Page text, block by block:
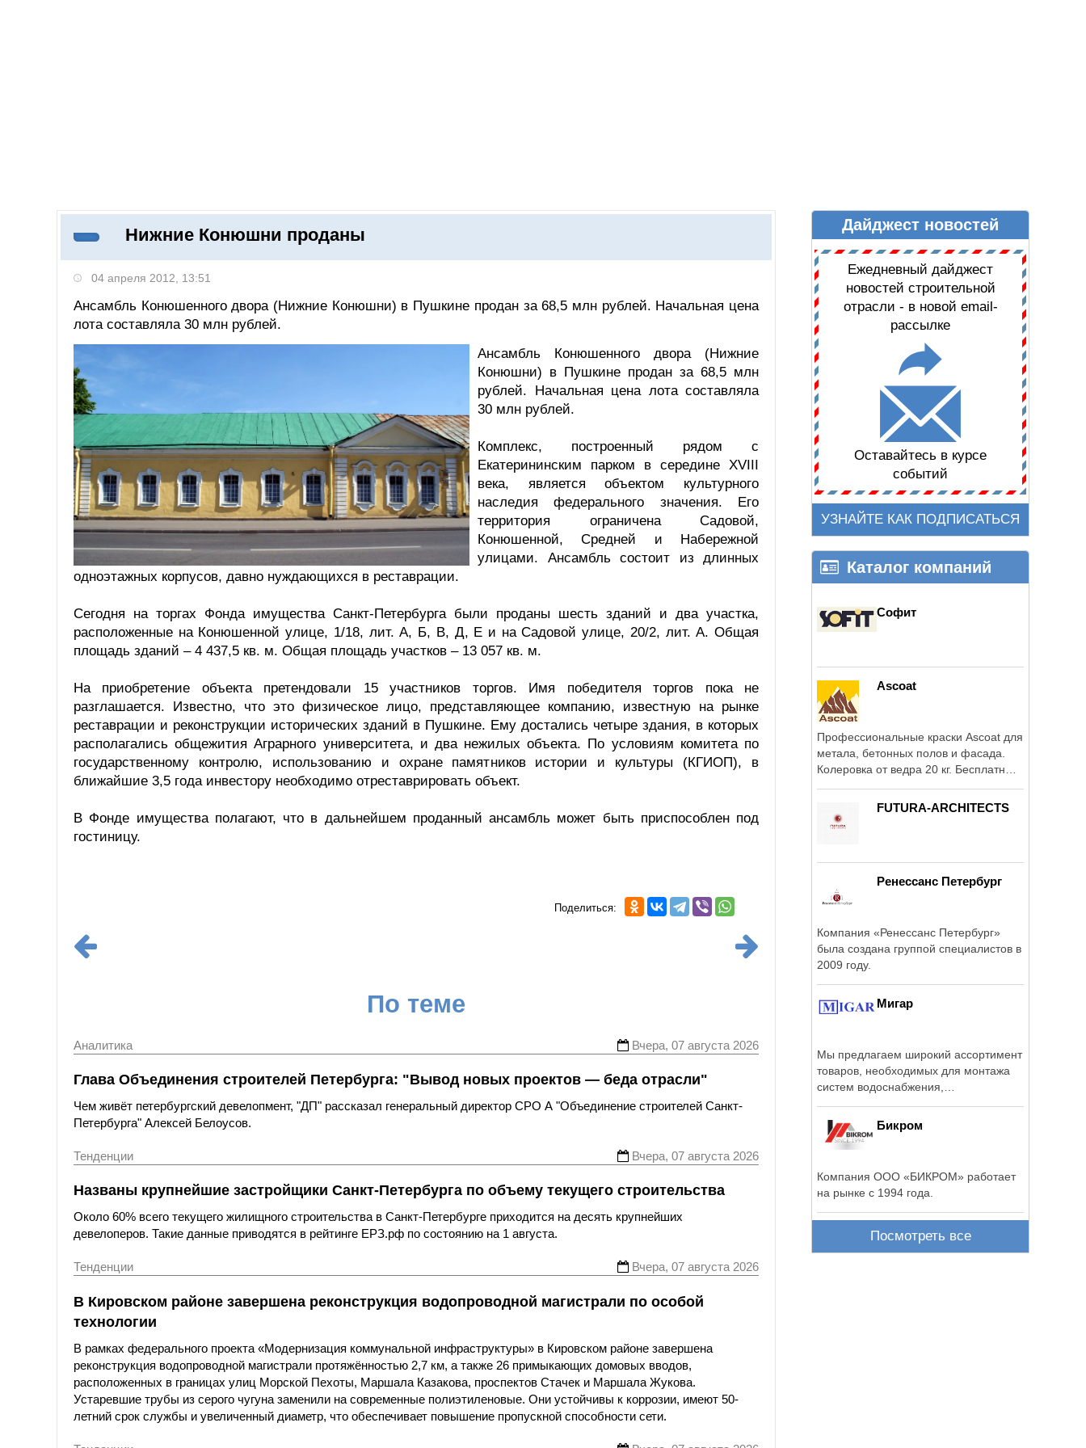
Поиск
ДАЙДЖЕСТ НОВОСТЕЙ
Нижние Конюшни проданы
04 апреля 2012, 13:51
Ансамбль Конюшенного двора (Нижние Конюшни) в Пушкине продан за 68,5 млн рублей. Начальная цена
лота составляла 30 млн рублей.
Ансамбль Конюшенного двора (Нижние
Конюшни) в Пушкине продан за 68,5 млн
рублей. Начальная цена лота составляла
30 млн рублей.
Комплекс, построенный рядом с
Екатерининским парком в середине XVIII
века, является объектом культурного
наследия федерального значения. Его
территория ограничена Садовой,
Конюшенной, Средней и Набережной
улицами. Ансамбль состоит из длинных
одноэтажных корпусов, давно нуждающихся в реставрации.
Сегодня на торгах Фонда имущества Санкт-Петербурга были проданы шесть зданий и два участка,
расположенные на Конюшенной улице, 1/18, лит. А, Б, В, Д, Е и на Садовой улице, 20/2, лит. А. Общая
площадь зданий – 4 437,5 кв. м. Общая площадь участков – 13 057 кв. м.
На приобретение объекта претендовали 15 участников торгов. Имя победителя торгов пока не
разглашается. Известно, что это физическое лицо, представляющее компанию, известную на рынке
реставрации и реконструкции исторических зданий в Пушкине. Ему достались четыре здания, в которых
располагались общежития Аграрного университета, и два нежилых объекта. По условиям комитета по
государственному контролю, использованию и охране памятников истории и культуры (КГИОП), в
ближайшие 3,5 года инвестору необходимо отреставрировать объект.
В Фонде имущества полагают, что в дальнейшем проданный ансамбль может быть приспособлен под
гостиницу.
Поделиться:
По теме
Аналитика Вчера, 07 августа 2026
Глава Объединения строителей Петербурга: "Вывод новых проектов — беда отрасли"
Чем живёт петербургский девелопмент, "ДП" рассказал генеральный директор СРО А "Объединение строителей Санкт-
Петербурга" Алексей Белоусов.
Тенденции Вчера, 07 августа 2026
Названы крупнейшие застройщики Санкт-Петербурга по объему текущего строительства
Около 60% всего текущего жилищного строительства в Санкт-Петербурге приходится на десять крупнейших
девелоперов. Такие данные приводятся в рейтинге ЕРЗ.рф по состоянию на 1 августа.
Тенденции Вчера, 07 августа 2026
В Кировском районе завершена реконструкция водопроводной магистрали по особой
технологии
В рамках федерального проекта «Модернизация коммунальной инфраструктуры» в Кировском районе завершена
реконструкция водопроводной магистрали протяжённостью 2,7 км, а также 26 примыкающих домовых вводов,
расположенных в границах улиц Морской Пехоты, Маршала Казакова, проспектов Стачек и Маршала Жукова.
Устаревшие трубы из серого чугуна заменили на современные полиэтиленовые. Они устойчивы к коррозии, имеют 50-
летний срок службы и увеличенный диаметр, что обеспечивает повышение пропускной способности сети.
Дайджест новостей
Ежедневный дайджест
новостей строительной
отрасли - в новой email-
рассылке
Оставайтесь в курсе
событий
УЗНАЙТЕ КАК ПОДПИСАТЬСЯ
Каталог компаний
Софит
Ascoat
Профессиональные краски Ascoat для
метала, бетонных полов и фасада.
Колеровка от ведра 20 кг. Бесплатные
FUTURA-ARCHITECTS
Ренессанс Петербург
Компания «Ренессанс Петербург»
была создана группой специалистов в
2009 году.
Мигар
Мы предлагаем широкий ассортимент
товаров, необходимых для монтажа
систем водоснабжения,
Бикром
Компания ООО «БИКРОМ» работает
на рынке с 1994 года.
Посмотреть все